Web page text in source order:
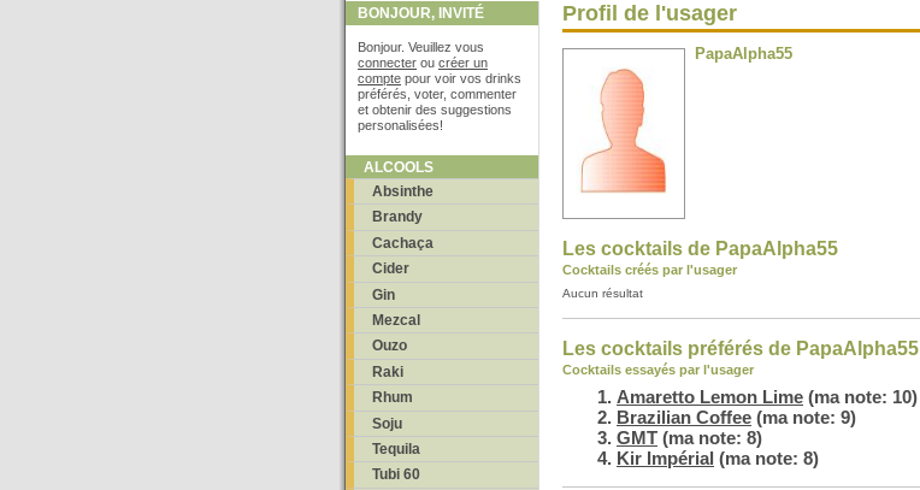
BONJOUR, INVITÉ
Bonjour. Veuillez vous
connecter ou créer un
compte pour voir vos drinks
préférés, voter, commenter
et obtenir des suggestions
personalisées!
ALCOOLS
Absinthe
Brandy
Cachaça
Cider
Gin
Mezcal
Ouzo
Raki
Rhum
Soju
Tequila
Tubi 60
Profil de l'usager
PapaAlpha55
Les cocktails de PapaAlpha55
Cocktails créés par l'usager
Aucun résultat
Les cocktails préférés de PapaAlpha55
Cocktails essayés par l'usager
Amaretto Lemon Lime (ma note: 10)
Brazilian Coffee (ma note: 9)
GMT (ma note: 8)
Kir Impérial (ma note: 8)